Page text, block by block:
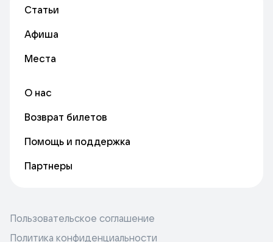
Статьи
Афиша
Места
О нас
Возврат билетов
Помощь и поддержка
Партнеры
Пользовательское соглашение
Политика конфиденциальности